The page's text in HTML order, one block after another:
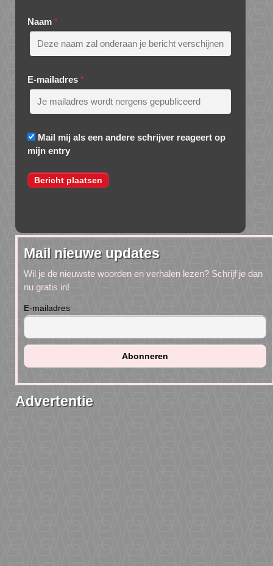
Naam *
E-mailadres *
Mail mij als een andere schrijver reageert op
mijn entry
Mail nieuwe updates
Wil je de nieuwste woorden en verhalen lezen? Schrijf je dan
nu gratis in!
E-mailadres
Advertentie